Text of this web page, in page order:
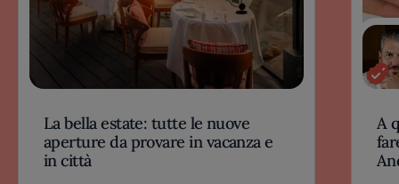
La bella estate: tutte le nuove
aperture da provare in vacanza e
in città
A